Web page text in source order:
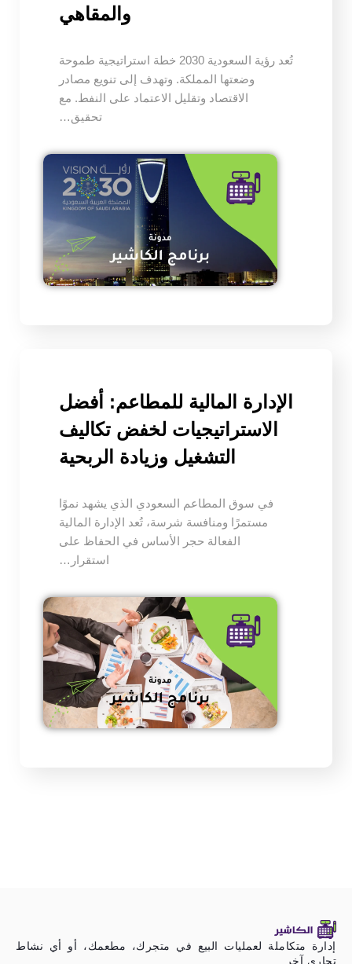
والمقاهي
تُعد رؤية السعودية 2030 خطة استراتيجية طموحة
وضعتها المملكة. وتهدف إلى تنويع مصادر
الاقتصاد وتقليل الاعتماد على النفط. مع
تحقيق…
الإدارة المالية للمطاعم: أفضل
الاستراتيجيات لخفض تكاليف
التشغيل وزيادة الربحية
في سوق المطاعم السعودي الذي يشهد نموًا
مستمرًا ومنافسة شرسة، تُعد الإدارة المالية
الفعالة حجر الأساس في الحفاظ على
استقرار…
إدارة متكاملة لعمليات البيع في متجرك، مطعمك، أو أي نشاط
تجاري آخر